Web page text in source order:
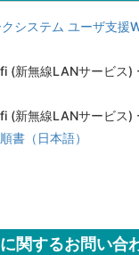
システム ユーザ支援
(新無線LANサービス)
(新無線LANサービス)
書（日本語）
関するお問い合